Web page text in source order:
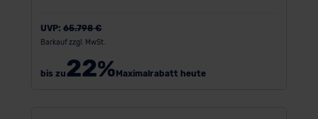
UVP: 65.798 €
Barkauf zzgl. MwSt.
bis zu22% Maximalrabatt heute